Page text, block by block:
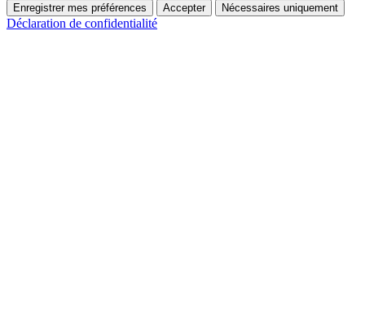
Enregistrer mes préférences Accepter Nécessaires uniquement
Déclaration de confidentialité